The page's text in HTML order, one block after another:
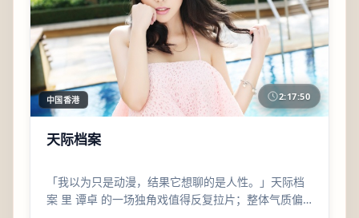
中国香港 2:17:50
天际档案
「我以为只是动漫，结果它想聊的是人性。」天际档
案 里 谭卓 的一场独角戏值得反复拉片；整体气质偏